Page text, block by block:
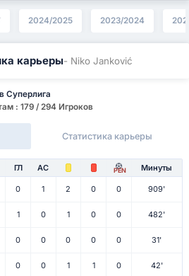
2024/2025 2023/2024
карьеры- Niko Janković
Суперлига
: 179 / 294 Игроков
Статистика карьеры
ГЛ АС PEN Минуты
0 1 2 0 0 909'
1 0 1 0 0 482'
0 0 0 0 0 31'
0 0 1 1 0 42'